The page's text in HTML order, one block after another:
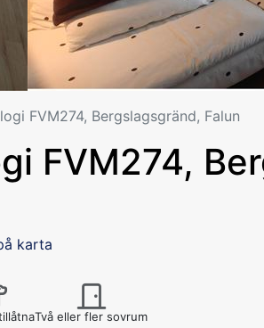
FVM274, Bergslagsgränd, Falun
FVM274,
karta
Två eller fler sovrum